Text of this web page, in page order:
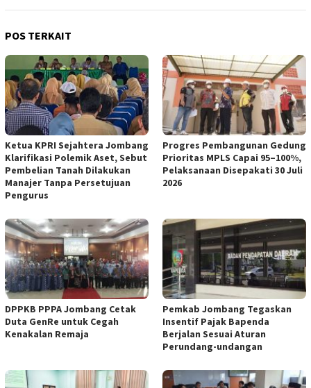
POS TERKAIT
Ketua KPRI Sejahtera Jombang
Klarifikasi Polemik Aset, Sebut
Pembelian Tanah Dilakukan
Manajer Tanpa Persetujuan
Pengurus
Progres Pembangunan Gedung
Prioritas MPLS Capai 95–100%,
Pelaksanaan Disepakati 30 Juli
2026
DPPKB PPPA Jombang Cetak
Duta GenRe untuk Cegah
Kenakalan Remaja
Pemkab Jombang Tegaskan
Insentif Pajak Bapenda
Berjalan Sesuai Aturan
Perundang-undangan